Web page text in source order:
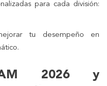
para cada división:
tu desempeño en
2026 y